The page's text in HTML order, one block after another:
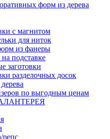
форм из дерева
с магнитом
для ниток
из фанеры
подставке
заготовки
разделочных досок
по выгодным ценам
репс